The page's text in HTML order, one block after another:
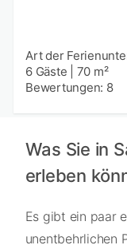
Art der
6 Gäste
70 m²
Bewertungen: 8
Was Sie in
erleben
Es gibt ein paar
unentbehrlichen